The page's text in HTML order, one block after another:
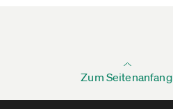
Zum Seitenanfang